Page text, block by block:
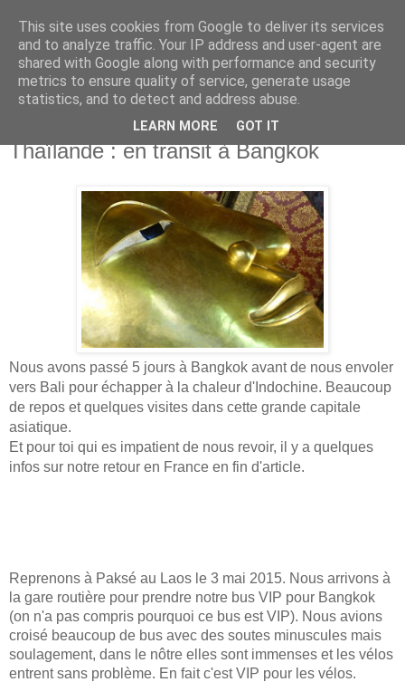
La Terre dans le guidon
Tour du monde en famille à vélo
dimanche 17 mai 2015
Thaïlande : en transit à Bangkok
Nous avons passé 5 jours à Bangkok avant de nous envoler
vers Bali pour échapper à la chaleur d'Indochine. Beaucoup
de repos et quelques visites dans cette grande capitale
asiatique.
Et pour toi qui es impatient de nous revoir, il y a quelques
infos sur notre retour en France en fin d'article.
Reprenons à Paksé au Laos le 3 mai 2015. Nous arrivons à
la gare routière pour prendre notre bus VIP pour Bangkok
(on n'a pas compris pourquoi ce bus est VIP). Nous avions
croisé beaucoup de bus avec des soutes minuscules mais
soulagement, dans le nôtre elles sont immenses et les vélos
entrent sans problème. En fait c'est VIP pour les vélos.
This site uses cookies from Google to deliver its services
and to analyze traffic. Your IP address and user-agent are
shared with Google along with performance and security
metrics to ensure quality of service, generate usage
statistics, and to detect and address abuse.
LEARN MORE GOT IT